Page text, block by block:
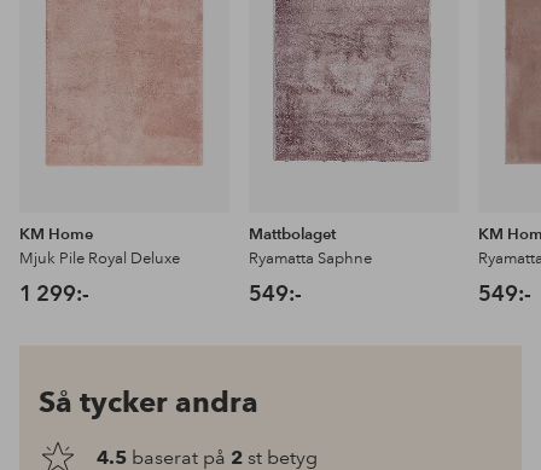
KM Home
Mjuk Pile Royal Deluxe
1 299:-
Mattbolaget
Ryamatta Saphne
549:-
KM
549:-
Så tycker andra
4.5 baserat på 2 st betyg